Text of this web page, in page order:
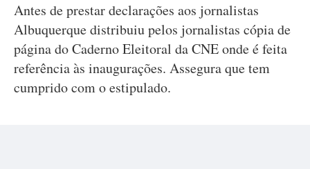
Antes de prestar declarações aos jornalistas
Albuquerque distribuiu pelos jornalistas cópia de
página do Caderno Eleitoral da CNE onde é feita
referência às inaugurações. Assegura que tem
cumprido com o estipulado.